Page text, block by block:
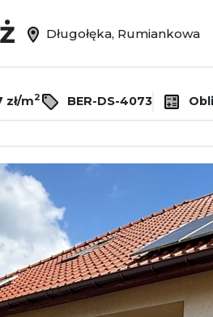
Długołęka, Rumiankowa
zł/m2 BER-DS-4073